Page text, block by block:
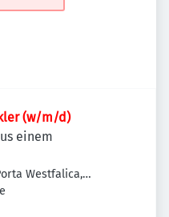
(w/m/d)
einem
Westfalica,